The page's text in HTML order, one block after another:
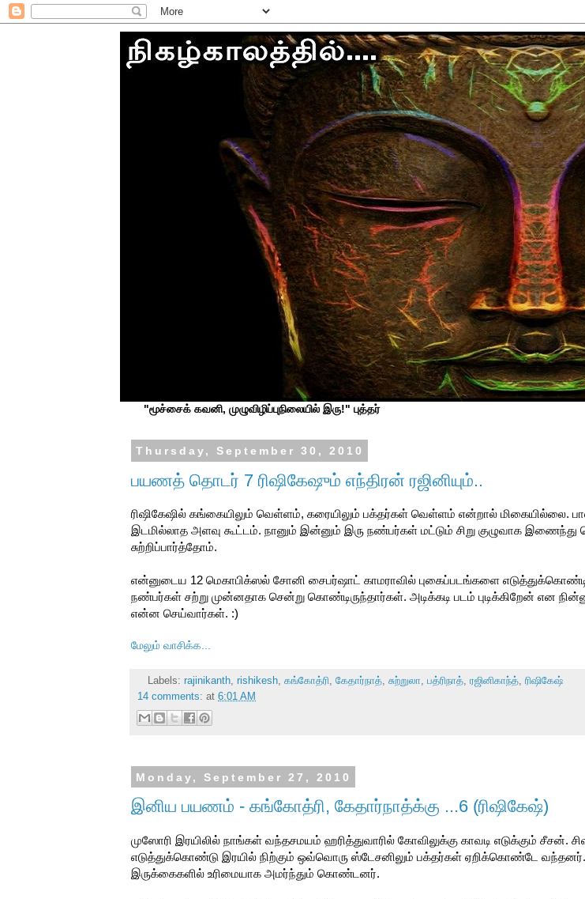
"மூச்சைக் கவனி, முழுவிழிப்புநிலையில் இரு!" புத்தர்
Thursday, September 30, 2010
பயணத் தொடர் 7 ரிஷிகேஷும் எந்திரன் ரஜினியும்..
ரிஷிகேஷில் கங்கையிலும் வெள்ளம், கரையிலும் பக்தர்கள் வெள்ளம் என்றால் மிகையில்லை.
இடமில்லாத அளவு கூட்டம். நானும் இன்னும் இரு நண்பர்கள் மட்டும் சிறு குழுவாக
சுற்றிப்பார்த்தோம்.
என்னுடைய 12 மெகாபிக்ஸல் சோனி சைபர்ஷாட் காமராவில் புகைப்படங்களை
நண்பர்கள் சற்று முன்னதாக சென்று கொண்டிருந்தார்கள். அடிக்கடி படம் புடிக்கிறேன் என
என்ன செய்வார்கள். :)
மேலும் வாசிக்க...
Labels: rajinikanth, rishikesh, கங்கோத்ரி, கேதார்நாத், சுற்றுலா, பத்ரிநாத், ரஜினிகாந்த், ரிஷிகேஷ்
14 comments: at 6:01 AM
Monday, September 27, 2010
இனிய பயணம் - கங்கோத்ரி, கேதார்நாத்க்கு ...6 (ரிஷிகேஷ்)
முஸோரி இரயிலில் நாங்கள் வந்தசமயம் ஹரித்துவாரில் கோவிலுக்கு காவடி எடுக்கும் சீசன்.
எடுத்துக்கொண்டு இரயில் நிற்கும் ஒவ்வொரு ஸ்டேசனிலும் பக்தர்கள் ஏறிக்கொண்டே வந்தனர்.
இருக்கைகளில் உரிமையாக அமர்ந்தும் கொண்டனர்.